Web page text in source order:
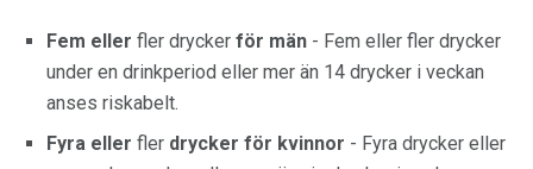
Fem eller fler drycker för män - Fem eller fler drycker
under en drinkperiod eller mer än 14 drycker i veckan
anses riskabelt.
Fyra eller fler drycker för kvinnor - Fyra drycker eller